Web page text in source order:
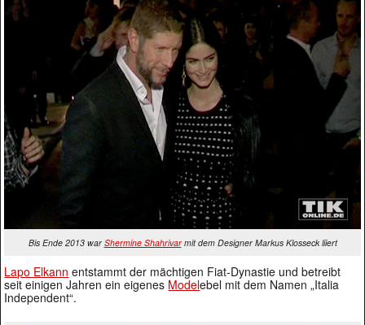
Bis Ende 2013 war Shermine Shahrivarmit dem Designer Markus Klosseck liiert
Lapo Elkann entstammt der mächtigen Fiat-Dynastie und betreibt
seit einigen Jahren ein eigenes Modelebel mit dem Namen „Italia
Independent“.